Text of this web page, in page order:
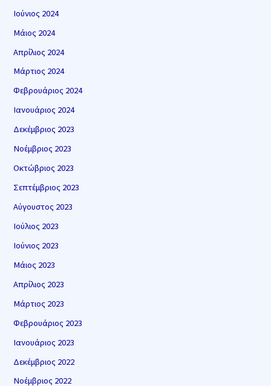
Ιούνιος 2024
Μάιος 2024
Απρίλιος 2024
Μάρτιος 2024
Φεβρουάριος 2024
Ιανουάριος 2024
Δεκέμβριος 2023
Νοέμβριος 2023
Οκτώβριος 2023
Σεπτέμβριος 2023
Αύγουστος 2023
Ιούλιος 2023
Ιούνιος 2023
Μάιος 2023
Απρίλιος 2023
Μάρτιος 2023
Φεβρουάριος 2023
Ιανουάριος 2023
Δεκέμβριος 2022
Νοέμβριος 2022